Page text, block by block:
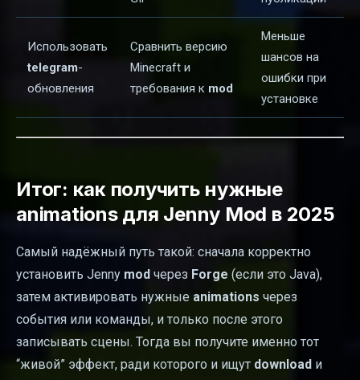
Использовать
telegram-
обновления
Сравнить версию
Minecraft и
требования к mod
Меньше
шансов на
ошибки при
установке
Итог: как получить нужные
animations для Jenny Mod в 2025
Самый надёжный путь такой: сначала корректно
установить Jenny mod через Forge (если это Java),
затем активировать нужные animations через
события или команды, и только после этого
записывать сцены. Тогда вы получите именно тот
“живой” эффект, ради которого и ищут download и